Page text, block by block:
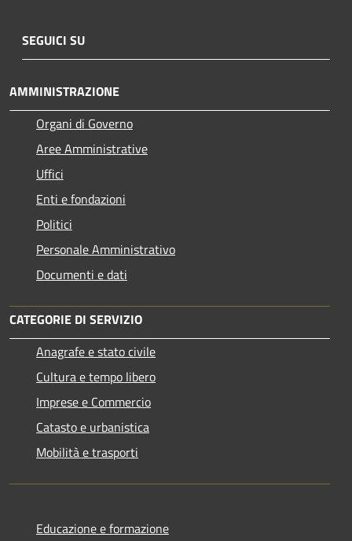
SEGUICI SU
AMMINISTRAZIONE
Organi di Governo
Aree Amministrative
Uffici
Enti e fondazioni
Politici
Personale Amministrativo
Documenti e dati
CATEGORIE DI SERVIZIO
Anagrafe e stato civile
Cultura e tempo libero
Imprese e Commercio
Catasto e urbanistica
Mobilità e trasporti
Educazione e formazione